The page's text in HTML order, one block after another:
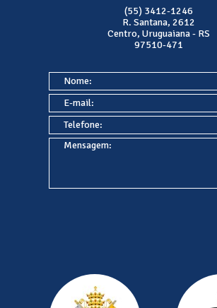
(55) 3412-1246
R. Santana, 2612
Centro, Uruguaiana - RS
97510-471